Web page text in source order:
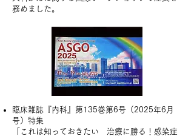
務めました。
臨床雑誌『内科』第135巻第6号（2025年6月
号）特集
「これは知っておきたい 治療に勝る！感染症